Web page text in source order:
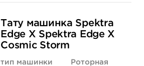
Тату машинка Spektra
Edge X Spektra Edge X
Cosmic Storm
тип машинки
Роторная